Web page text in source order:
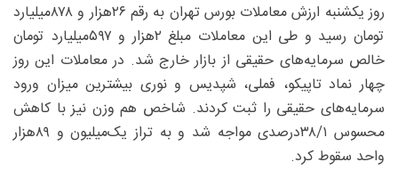
روز یکشنبه ارزش معاملات بورس تهران به رقم ۲۶هزار و ۸۷۸میلیارد
تومان رسید و طی این معاملات مبلغ ۲هزار و ۵۹۷میلیارد تومان
خالص سرمایه‌های حقیقی از بازار خارج شد. در معاملات این روز
چهار نماد تاپیکو، فملی، شپدیس و نوری بیشترین میزان ورود
سرمایه‌های حقیقی را ثبت کردند. شاخص هم وزن نیز با کاهش
محسوس ۳۸/۱درصدی مواجه شد و به تراز یک‌میلیون و ۸۹هزار
واحد سقوط کرد.